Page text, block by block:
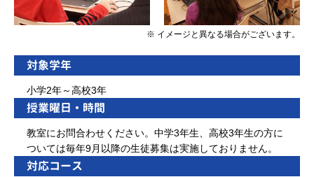
※ イメージと異なる場合がございます。
対象学年
小学2年～高校3年
授業曜日・時間
教室にお問合わせください。中学3年生、高校3年生の方に
ついては毎年9月以降の生徒募集は実施しておりません。
対応コース